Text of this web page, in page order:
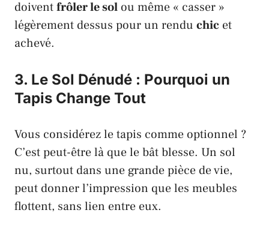
doiventfrôler le sol ou même « casser »
légèrement dessus pour un rendu chic et
achevé.
3. Le Sol Dénudé : Pourquoi un
Tapis Change Tout
Vous considérez le tapis comme optionnel ?
C’est peut-être là que le bât blesse. Un sol
nu, surtout dans une grande pièce de vie,
peut donner l’impression que les meubles
flottent, sans lien entre eux.